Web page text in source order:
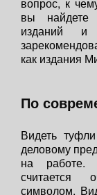
вы найдете
изданий и
как издания
По
Видеть
деловому
на работе.
считается
символом.